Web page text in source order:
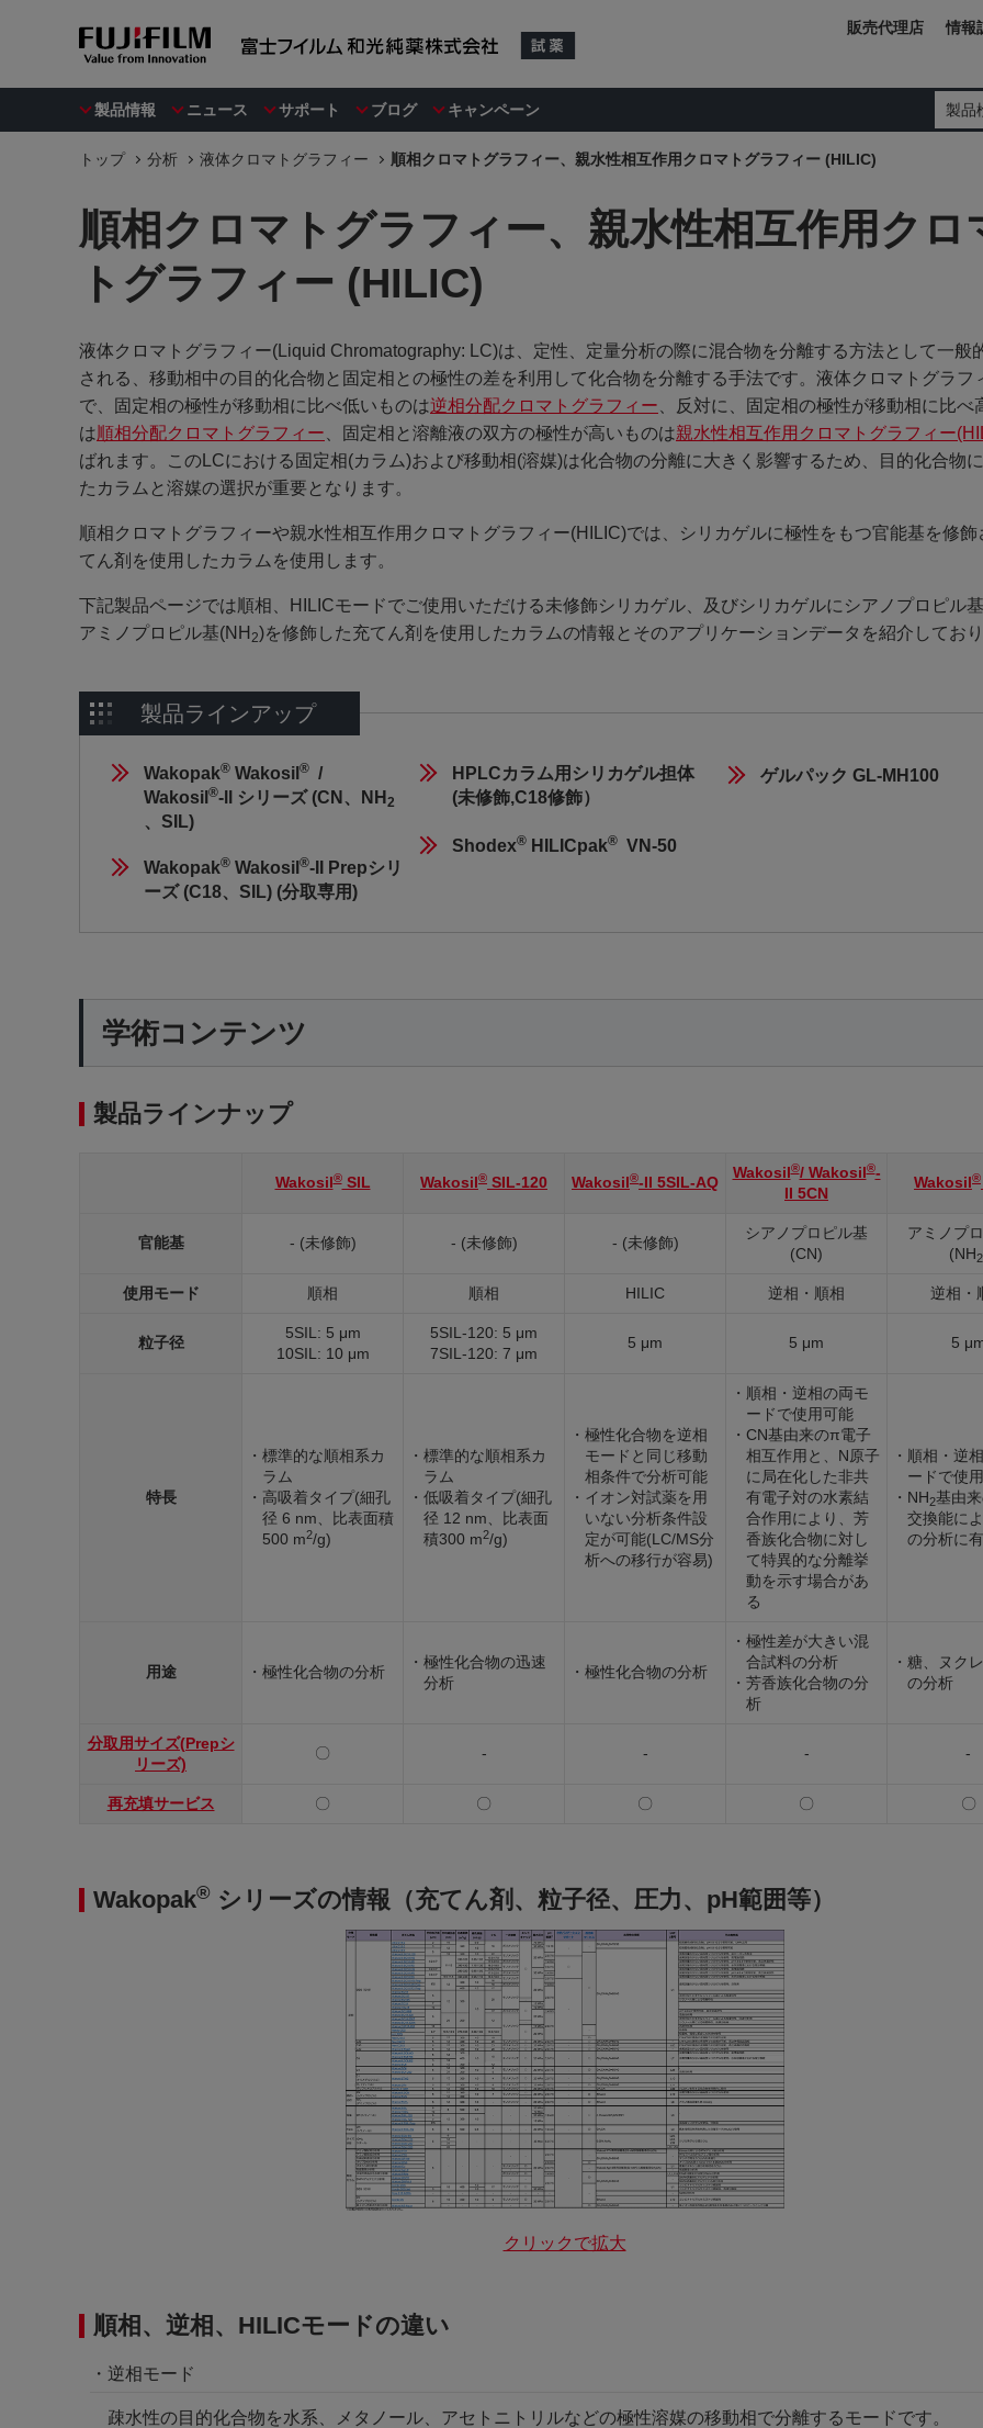
製品情報 ニュース サポート ブログ キャンペーン 製品
販売代理店 情報
トップ 分析 液体クロマトグラフィー 順相クロマトグラフィー、親水性相互作用クロマトグラフィー (HILIC)
順相クロマトグラフィー、親水性相互作用クロ
トグラフィー (HILIC)
液体クロマトグラフィー(Liquid Chromatography: LC)は、定性、定量分析の際に混合物を分離する方法として一般
される、移動相中の目的化合物と固定相との極性の差を利用して化合物を分離する手法です。液体クロマトグラフ
で、固定相の極性が移動相に比べ低いものは逆相分配クロマトグラフィー 、反対に、固定相の極性が移動相に比べ
は 順相分配クロマトグラフィー 、固定相と溶離液の双方の極性が高いものは親水性相互作用クロマトグラフィー
ばれます。このLCにおける固定相(カラム)および移動相(溶媒)は化合物の分離に大きく影響するため、目的化合物
たカラムと溶媒の選択が重要となります。
順相クロマトグラフィーや親水性相互作用クロマトグラフィー(HILIC)では、シリカゲルに極性をもつ官能基を修飾
てん剤を使用したカラムを使用します。
下記製品ページでは順相、HILICモードでご使用いただける未修飾シリカゲル、及びシリカゲルにシアノプロピル
アミノプロピル基(NH 2)を修飾した充てん剤を使用したカラムの情報とそのアプリケーションデータを紹介してお
製品ラインアップ
Wakopak® Wakosil ®
  /
Wakosil ®-ll シリーズ (CN、NH 2
、SIL)
Wakopak® Wakosil ®-II Prepシリ
ーズ (C18、SIL) (分取専用)
HPLCカラム用シリカゲル担体
(未修飾,C18修飾）
Shodex® HILICpak®
  VN-50
ゲルパック GL-MH100
学術コンテンツ
製品ラインナップ
Wakosil®SIL Wakosil® SIL-120 Wakosil®-II 5SIL-AQ
Wakosil®/ Wakosil®-
II 5CN
Wakosil®
官能基 - (未修飾) - (未修飾) - (未修飾)
シアノプロピル基
(CN)
アミノプ
(NH2
使用モード 順相 順相 HILIC 逆相・順相 逆相・
粒子径
5SIL: 5 μm
10SIL: 10 μm
5SIL-120: 5 μm
7SIL-120: 7 μm
5 μm 5 μm 5
特長
・標準的な順相系カ
ラム
・高吸着タイプ(細孔
径 6 nm、比表面積
500 m2/g)
・標準的な順相系カ
ラム
・低吸着タイプ(細孔
径 12 nm、比表面
積300 m2/g)
・極性化合物を逆相
モードと同じ移動
相条件で分析可能
・イオン対試薬を用
いない分析条件設
定が可能(LC/MS分
析への移行が容易)
・順相・逆相の両モ
ードで使用可能
・CN基由来のπ電子
相互作用と、N原子
に局在化した非共
有電子対の水素結
合作用により、芳
香族化合物に対し
て特異的な分離挙
動を示す場合があ
る
・順相・逆
ードで使
・NH2基由
交換能に
の分析に
用途 ・極性化合物の分析
・極性化合物の迅速
分析
・極性化合物の分析
・極性差が大きい混
合試料の分析
・芳香族化合物の分
析
・糖、ヌク
の分析
分取用サイズ(Prepシ
リーズ)
〇 - - - -
再充填サービス 〇 〇 〇 〇 〇
Wakopak® シリーズの情報（充てん剤、粒子径、圧力、pH範囲等）
クリックで拡大
順相、逆相、HILICモードの違い
・逆相モード
疎水性の目的化合物を水系、メタノール、アセトニトリルなどの極性溶媒の移動相で分離するモードです。